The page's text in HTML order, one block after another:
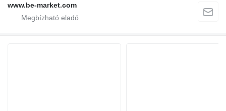
www.be-market.com